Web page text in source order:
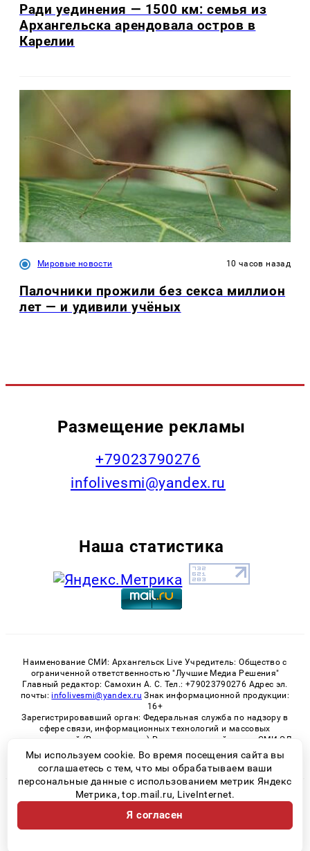
Ради уединения — 1500 км: семья из
Архангельска арендовала остров в
Карелии
Мировые новости 10 часов назад
Палочники прожили без секса миллион
лет — и удивили учёных
Размещение рекламы
+79023790276
infolivesmi@yandex.ru
Наша статистика
Наименование СМИ: Архангельск Live Учредитель: Общество с
ограниченной ответственностью "Лучшие Медиа Решения"
Главный редактор: Самохин А. С. Тел.: +79023790276 Адрес эл.
почты: infolivesmi@yandex.ru Знак информационной продукции:
16+
Зарегистрировавший орган: Федеральная служба по надзору в
сфере связи, информационных технологий и массовых
коммуникаций (Роскомнадзор) Регистрационный номер СМИ ЭЛ
№ ФС 77 - 82533 от 21.01.2022
© 2026 «Архангельск Live» | Все права защищены
Возрастная категория сайта 16+
Политика конфиденциальности
Мы используем cookie. Во время посещения сайта вы
соглашаетесь с тем, что мы обрабатываем ваши
персональные данные с использованием метрик Яндекс
Метрика, top.mail.ru, LiveInternet.
Я согласен